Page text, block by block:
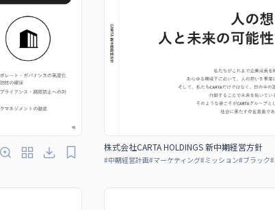
株式会社CARTA HOLDINGS 新中期経営方針
#中期経営計画#マーケティング#ミッション#ブラック#